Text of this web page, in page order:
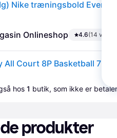
Onlineshop 4.6(14
hos 1 butik, som ikke er
produkter